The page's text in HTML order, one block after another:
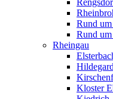
Rund
Rund
Rheingau
Kloster